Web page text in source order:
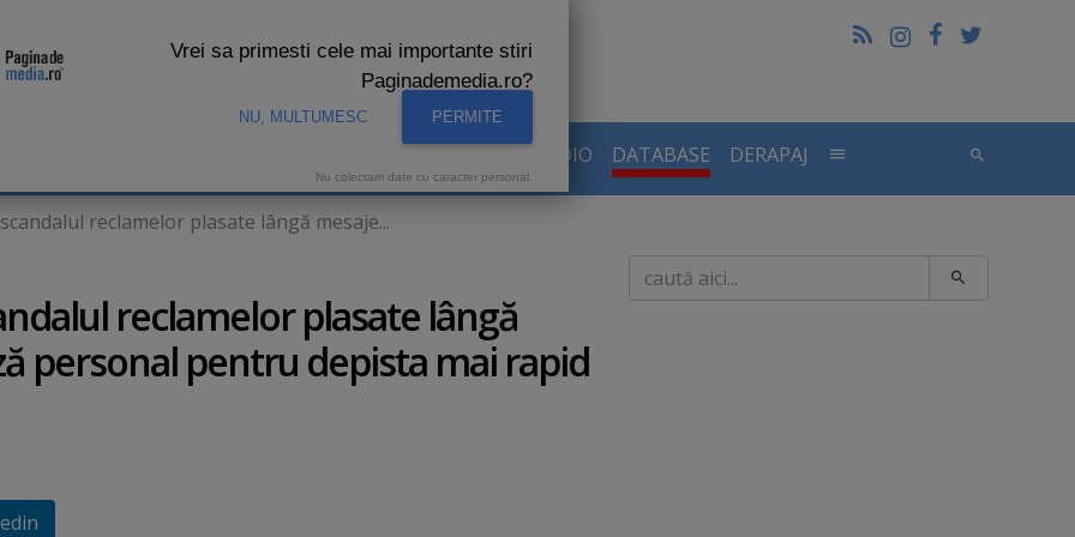
AUDIENTE RADIO DATABASE DERAPAJ
reclamelor plasate lângă mesaje...
reclamelor plasate lângă
personal pentru depista mai rapid
Caută
Vrei sa primesti cele mai importante stiri
Paginademedia.ro?
NU, MULTUMESC PERMITE
Nu colectam date cu caracter personal.